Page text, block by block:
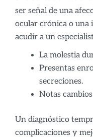
ser señal de una
ocular crónica o una
acudir a un
La molestia
Presentas
secreciones.
Notas
Un diagnóstico
complicaciones y